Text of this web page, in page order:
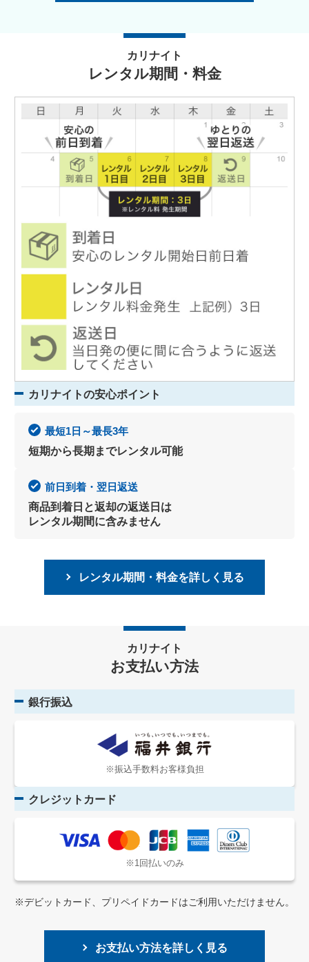
カリナイト
レンタル期間・料金
カリナイトの安心ポイント
最短1日～最長3年
短期から長期までレンタル可能
前日到着・翌日返送
商品到着日と返却の返送日は
レンタル期間に含みません
レンタル期間・料金を詳しく見る
カリナイト
お支払い方法
銀行振込
※振込手数料お客様負担
クレジットカード
※1回払いのみ
※デビットカード、プリペイドカードはご利用いただけません。
お支払い方法を詳しく見る